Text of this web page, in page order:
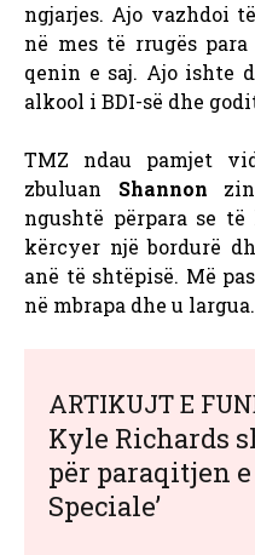
ngjarjes. Ajo vazhdoi
në mes të rrugës
qenin e saj. Ajo ishte
alkool i BDI-së dhe
TMZ ndau pamjet
zbuluan Shannon
ngushtë përpara se
kërcyer një bordurë
anë të shtëpisë. Më
në mbrapa dhe u largua.
ARTIKUJT E
Kyle Richards
për paraqitjen e
Speciale’